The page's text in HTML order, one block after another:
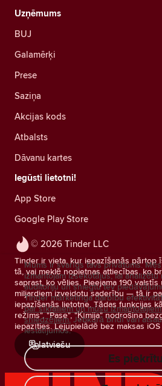
© 2026 Tinder LLC
Tinder ir vieta, kur iepazīšanās pārtop
tā, vai meklē nopietnas attiecības, ko
saprast, ko vēlies. Pieejama 190
miljardiem izveidotu saderību — tā ir
iepazīšanās lietotne. Tādas funkcijas
režīms", "Pase", "Ķīmija" nodrošina
iepazīties. Lejupielādē bez maksas
latviešu
Uzņēmums
BUJ
Galamērķi
Prese
Saziņa
Akcijas kods
Atbalsts
Dāvanu kartes
Iegūsti lietotni!
App Store
Google Play Store
Mums ir svarīgs tavs privātums.
izmantojam izsekotājus, lai
auditoriju un sniegtu tev
Tinder mārketinga darbību
par sīkfailiem un mūsu
sniedzējiem. Jebkurā brīdī vari
iestatījumos.
Es piekrītu